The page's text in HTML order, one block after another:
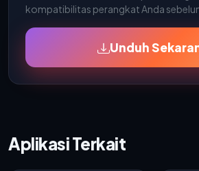
kompatibilitas perangkat Anda
Unduh
Aplikasi Terkait